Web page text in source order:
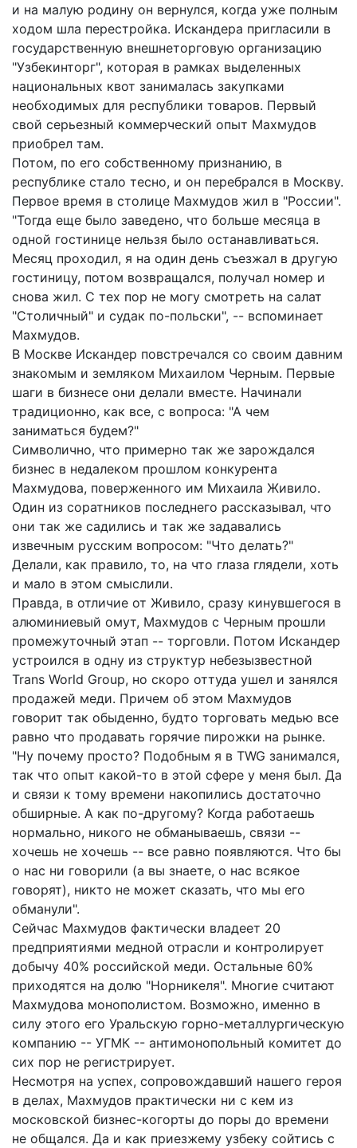
и на малую родину он вернулся, когда уже полным
ходом шла перестройка. Искандера пригласили в
государственную внешнеторговую организацию
"Узбекинторг", которая в рамках выделенных
национальных квот занималась закупками
необходимых для республики товаров. Первый
свой серьезный коммерческий опыт Махмудов
приобрел там.
Потом, по его собственному признанию, в
республике стало тесно, и он перебрался в Москву.
Первое время в столице Махмудов жил в "России".
"Тогда еще было заведено, что больше месяца в
одной гостинице нельзя было останавливаться.
Месяц проходил, я на один день съезжал в другую
гостиницу, потом возвращался, получал номер и
снова жил. С тех пор не могу смотреть на салат
"Столичный" и судак по-польски", -- вспоминает
Махмудов.
В Москве Искандер повстречался со своим давним
знакомым и земляком Михаилом Черным. Первые
шаги в бизнесе они делали вместе. Начинали
традиционно, как все, с вопроса: "А чем
заниматься будем?"
Символично, что примерно так же зарождался
бизнес в недалеком прошлом конкурента
Махмудова, поверженного им Михаила Живило.
Один из соратников последнего рассказывал, что
они так же садились и так же задавались
извечным русским вопросом: "Что делать?"
Делали, как правило, то, на что глаза глядели, хоть
и мало в этом смыслили.
Правда, в отличие от Живило, сразу кинувшегося в
алюминиевый омут, Махмудов с Черным прошли
промежуточный этап -- торговли. Потом Искандер
устроился в одну из структур небезызвестной
Trans World Group, но скоро оттуда ушел и занялся
продажей меди. Причем об этом Махмудов
говорит так обыденно, будто торговать медью все
равно что продавать горячие пирожки на рынке.
"Ну почему просто? Подобным я в TWG занимался,
так что опыт какой-то в этой сфере у меня был. Да
и связи к тому времени накопились достаточно
обширные. А как по-другому? Когда работаешь
нормально, никого не обманываешь, связи --
хочешь не хочешь -- все равно появляются. Что бы
о нас ни говорили (а вы знаете, о нас всякое
говорят), никто не может сказать, что мы его
обманули".
Сейчас Махмудов фактически владеет 20
предприятиями медной отрасли и контролирует
добычу 40% российской меди. Остальные 60%
приходятся на долю "Норникеля". Многие считают
Махмудова монополистом. Возможно, именно в
силу этого его Уральскую горно-металлургическую
компанию -- УГМК -- антимонопольный комитет до
сих пор не регистрирует.
Несмотря на успех, сопровождавший нашего героя
в делах, Махмудов практически ни с кем из
московской бизнес-когорты до поры до времени
не общался. Да и как приезжему узбеку сойтись с